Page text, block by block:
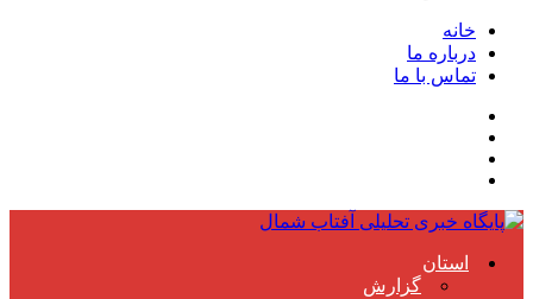
خانه
درباره ما
تماس با ما
استان
گزارش